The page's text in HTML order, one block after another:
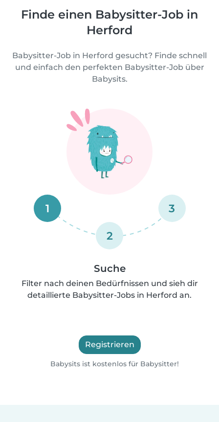
Finde einen Babysitter-Job in
Herford
Babysitter-Job in Herford gesucht? Finde schnell
und einfach den perfekten Babysitter-Job über
Babysits.
1
2
3
Suche
Filter nach deinen Bedürfnissen und sieh dir
detaillierte Babysitter-Jobs in Herford an.
Registrieren
Babysits ist kostenlos für Babysitter!